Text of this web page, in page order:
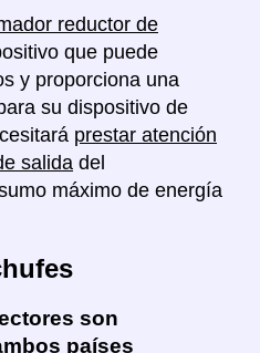
reductor de
que puede
y proporciona una
su dispositivo de
prestar atención
salida del
máximo de energía
son
países